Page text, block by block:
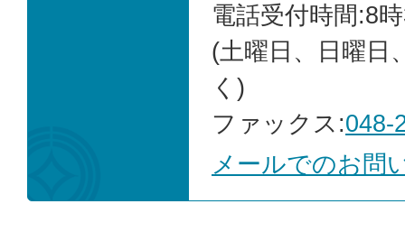
電話受付時間:8
(土曜日、日曜日
く)
ファックス:048-
メールでのお問